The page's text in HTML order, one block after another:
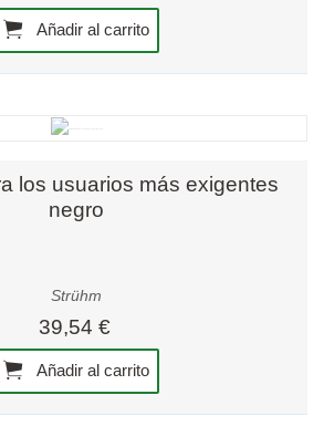
Añadir al carrito
los usuarios más exigentes
negro
Strühm
39,54 €
Añadir al carrito